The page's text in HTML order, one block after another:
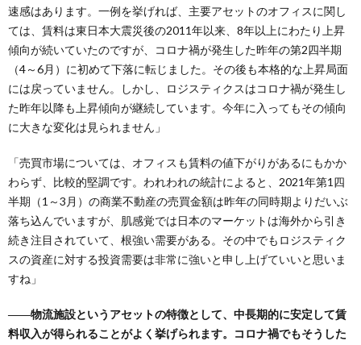
速感はあります。一例を挙げれば、主要アセットのオフィスに関し
ては、賃料は東日本大震災後の2011年以来、8年以上にわたり上昇
傾向が続いていたのですが、コロナ禍が発生した昨年の第2四半期
（4～6月）に初めて下落に転じました。その後も本格的な上昇局面
には戻っていません。しかし、ロジスティクスはコロナ禍が発生し
た昨年以降も上昇傾向が継続しています。今年に入ってもその傾向
に大きな変化は見られません」
「売買市場については、オフィスも賃料の値下がりがあるにもかか
わらず、比較的堅調です。われわれの統計によると、2021年第1四
半期（1～3月）の商業不動産の売買金額は昨年の同時期よりだいぶ
落ち込んでいますが、肌感覚では日本のマーケットは海外から引き
続き注目されていて、根強い需要がある。その中でもロジスティク
スの資産に対する投資需要は非常に強いと申し上げていいと思いま
すね」
――物流施設というアセットの特徴として、中長期的に安定して賃
料収入が得られることがよく挙げられます。コロナ禍でもそうした